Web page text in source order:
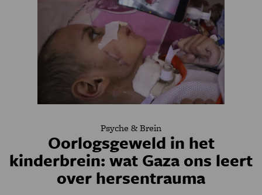
Psyche & Brein
Oorlogsgeweld in het
kinderbrein: wat Gaza ons leert
over hersentrauma